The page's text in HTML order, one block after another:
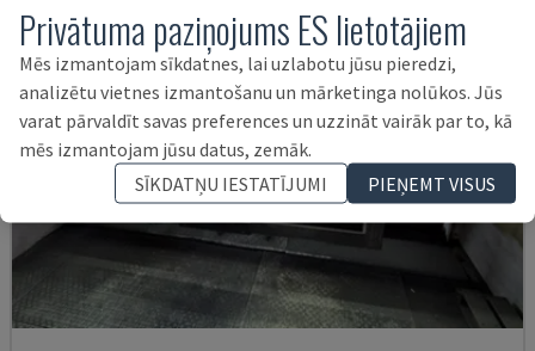
Privātuma paziņojums ES lietotājiem
Mēs izmantojam sīkdatnes, lai uzlabotu jūsu pieredzi,
analizētu vietnes izmantošanu un mārketinga nolūkos. Jūs
varat pārvaldīt savas preferences un uzzināt vairāk par to, kā
mēs izmantojam jūsu datus, zemāk.
SĪKDATŅU IESTATĪJUMI
PIEŅEMT VISUS